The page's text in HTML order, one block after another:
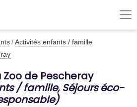
Activités enfants / famille
Zoo de Pescheray
/ famille, Séjours éco-